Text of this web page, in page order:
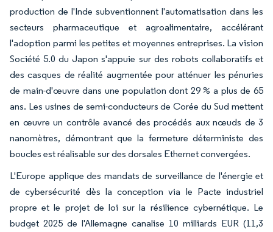
production de l'Inde subventionnent l'automatisation dans les
secteurs pharmaceutique et agroalimentaire, accélérant
l'adoption parmi les petites et moyennes entreprises. La vision
Société 5.0 du Japon s'appuie sur des robots collaboratifs et
des casques de réalité augmentée pour atténuer les pénuries
de main-d'œuvre dans une population dont 29 % a plus de 65
ans. Les usines de semi-conducteurs de Corée du Sud mettent
en œuvre un contrôle avancé des procédés aux nœuds de 3
nanomètres, démontrant que la fermeture déterministe des
boucles est réalisable sur des dorsales Ethernet convergées.
L'Europe applique des mandats de surveillance de l'énergie et
de cybersécurité dès la conception via le Pacte industriel
propre et le projet de loi sur la résilience cybernétique. Le
budget 2025 de l'Allemagne canalise 10 milliards EUR (11,3